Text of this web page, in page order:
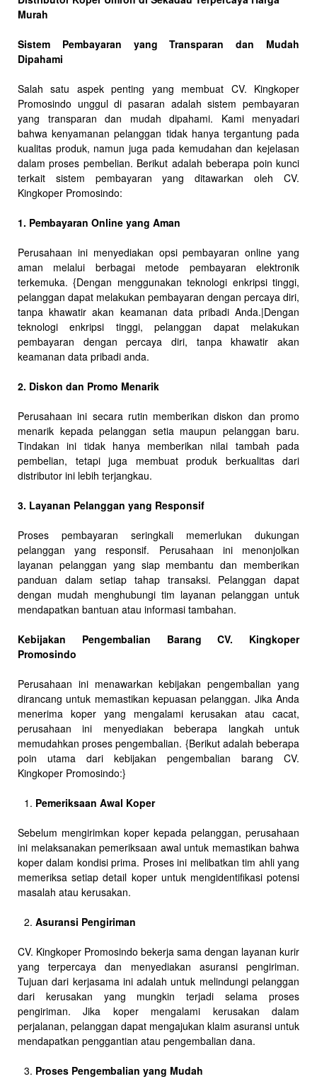
Murah
Sistem Pembayaran yang Transparan dan Mudah
Dipahami
Salah satu aspek penting yang membuat CV. Kingkoper
Promosindo unggul di pasaran adalah sistem pembayaran
yang transparan dan mudah dipahami. Kami menyadari
bahwa kenyamanan pelanggan tidak hanya tergantung pada
kualitas produk, namun juga pada kemudahan dan kejelasan
dalam proses pembelian. Berikut adalah beberapa poin kunci
terkait sistem pembayaran yang ditawarkan oleh CV.
Kingkoper Promosindo:
1. Pembayaran Online yang Aman
Perusahaan ini menyediakan opsi pembayaran online yang
aman melalui berbagai metode pembayaran elektronik
terkemuka. {Dengan menggunakan teknologi enkripsi tinggi,
pelanggan dapat melakukan pembayaran dengan percaya diri,
tanpa khawatir akan keamanan data pribadi Anda.|Dengan
teknologi enkripsi tinggi, pelanggan dapat melakukan
pembayaran dengan percaya diri, tanpa khawatir akan
keamanan data pribadi anda.
2. Diskon dan Promo Menarik
Perusahaan ini secara rutin memberikan diskon dan promo
menarik kepada pelanggan setia maupun pelanggan baru.
Tindakan ini tidak hanya memberikan nilai tambah pada
pembelian, tetapi juga membuat produk berkualitas dari
distributor ini lebih terjangkau.
3. Layanan Pelanggan yang Responsif
Proses pembayaran seringkali memerlukan dukungan
pelanggan yang responsif. Perusahaan ini menonjolkan
layanan pelanggan yang siap membantu dan memberikan
panduan dalam setiap tahap transaksi. Pelanggan dapat
dengan mudah menghubungi tim layanan pelanggan untuk
mendapatkan bantuan atau informasi tambahan.
Kebijakan Pengembalian Barang CV. Kingkoper
Promosindo
Perusahaan ini menawarkan kebijakan pengembalian yang
dirancang untuk memastikan kepuasan pelanggan. Jika Anda
menerima koper yang mengalami kerusakan atau cacat,
perusahaan ini menyediakan beberapa langkah untuk
memudahkan proses pengembalian. {Berikut adalah beberapa
poin utama dari kebijakan pengembalian barang CV.
Kingkoper Promosindo:}
Pemeriksaan Awal Koper
Sebelum mengirimkan koper kepada pelanggan, perusahaan
ini melaksanakan pemeriksaan awal untuk memastikan bahwa
koper dalam kondisi prima. Proses ini melibatkan tim ahli yang
memeriksa setiap detail koper untuk mengidentifikasi potensi
masalah atau kerusakan.
Asuransi Pengiriman
CV. Kingkoper Promosindo bekerja sama dengan layanan kurir
yang terpercaya dan menyediakan asuransi pengiriman.
Tujuan dari kerjasama ini adalah untuk melindungi pelanggan
dari kerusakan yang mungkin terjadi selama proses
pengiriman. Jika koper mengalami kerusakan dalam
perjalanan, pelanggan dapat mengajukan klaim asuransi untuk
mendapatkan penggantian atau pengembalian dana.
Proses Pengembalian yang Mudah